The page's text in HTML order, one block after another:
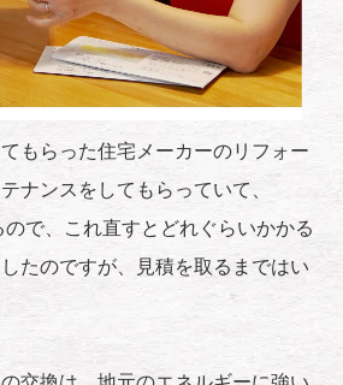
もらった住宅メーカーのリフォー
ナンスをしてもらっていて、
で、これ直すとどれぐらいかかる
たのですが、見積を取るまではい